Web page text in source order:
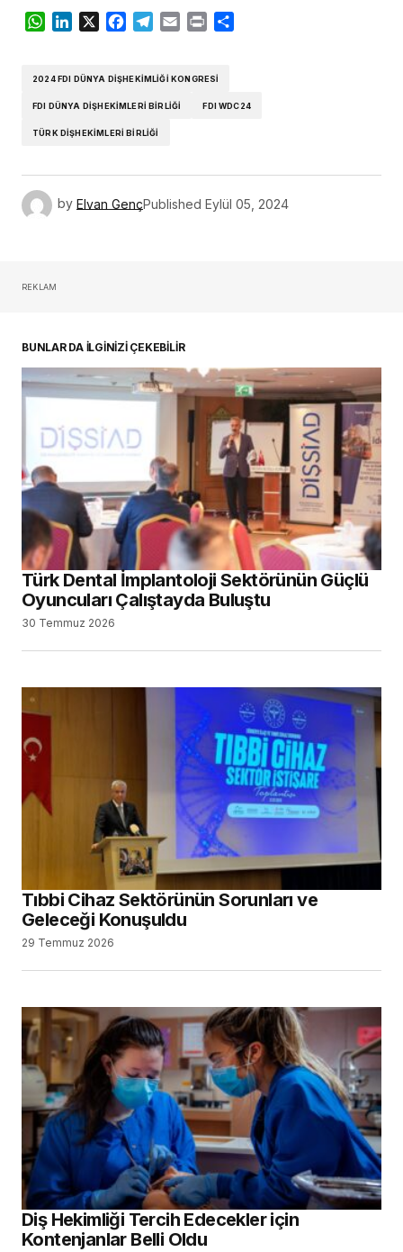
WhatsApp
LinkedIn
X Facebook
Telegram
Email Print
2024 FDI DÜNYA DIŞHEKIMLIĞI KONGRESI
FDI DÜNYA DIŞHEKIMLERI BIRLIĞI FDI WDC24
TÜRK DIŞHEKIMLERI BIRLIĞI
by Elvan GençPublished Eylül 05, 2024
REKLAM
BUNLAR DA İLGİNİZİ ÇEKEBİLİR
Türk Dental İmplantoloji Sektörünün Güçlü
Oyuncuları Çalıştayda Buluştu
30 Temmuz 2026
Tıbbi Cihaz Sektörünün Sorunları ve
Geleceği Konuşuldu
29 Temmuz 2026
Diş Hekimliği Tercih Edecekler için
Kontenjanlar Belli Oldu